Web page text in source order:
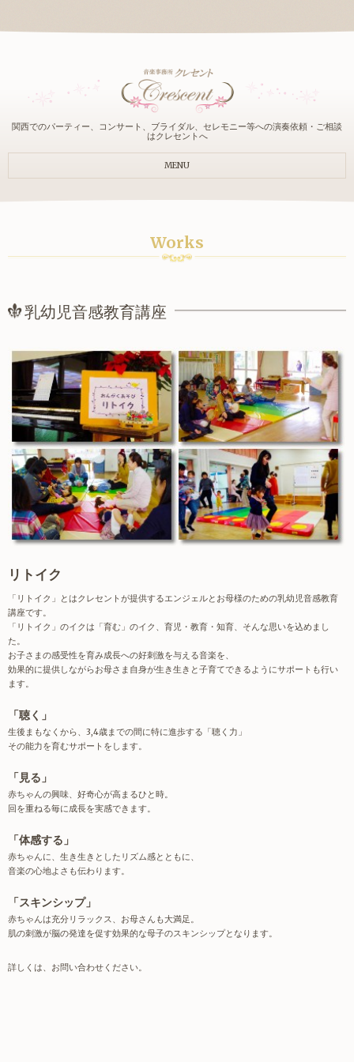
関西でのパーティー、コンサート、ブライダル、セレモニー等への演奏依頼・ご相談
はクレセントへ
MENU
Works
乳幼児音感教育講座
リトイク
「リトイク」とはクレセントが提供するエンジェルとお母様のための乳幼児音感教育
講座です。
「リトイク」のイクは「育む」のイク、育児・教育・知育、そんな思いを込めまし
た。
お子さまの感受性を育み成長への好刺激を与える音楽を、
効果的に提供しながらお母さま自身が生き生きと子育てできるようにサポートも行い
ます。
「聴く」
生後まもなくから、3,4歳までの間に特に進歩する「聴く力」
その能力を育むサポートをします。
「見る」
赤ちゃんの興味、好奇心が高まるひと時。
回を重ねる毎に成長を実感できます。
「体感する」
赤ちゃんに、生き生きとしたリズム感とともに、
音楽の心地よさも伝わります。
「スキンシップ」
赤ちゃんは充分リラックス、お母さんも大満足。
肌の刺激が脳の発達を促す効果的な母子のスキンシップとなります。
詳しくは、お問い合わせください。